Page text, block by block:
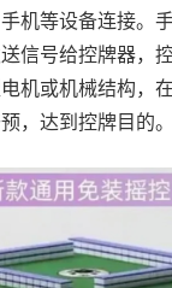
机等设备连接。
信号给控牌器，
机或机械结构，
，达到控牌目的。